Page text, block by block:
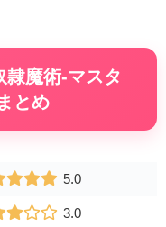
隷魔術-マスタ
とめ
5.0
3.0